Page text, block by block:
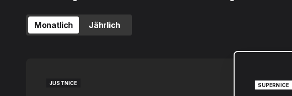
Monatlich Jährlich
JUSTNICE SUPERNICE